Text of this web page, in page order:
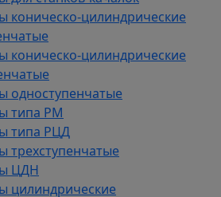
коническо-цилиндрические
коническо-цилиндрические
одноступенчатые
типа РМ
типа РЦД
трехступенчатые
ЦДН
цилиндрические